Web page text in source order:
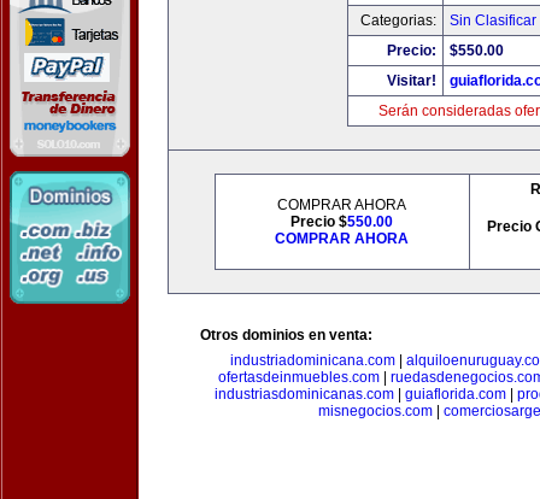
Categorias:
Sin Clasificar
Precio:
$550.00
Visitar!
Serán consideradas
COMPRAR AHORA
Precio $550.00
COMPRAR AHORA
Precio
Otros dominios en venta:
industriadominicana.com
ofertasdeinmuebles.com
industriasdominicanas.com
guiaflorida.com
misnegocios.com